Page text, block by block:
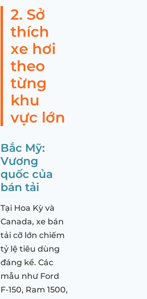
2. Sở
thích
xe hơi
theo
từng
khu
vực lớn
Bắc Mỹ:
Vương
quốc của
bán tải
Tại Hoa Kỳ và
Canada, xe bán
tải cỡ lớn chiếm
tỷ lệ tiêu dùng
đáng kể. Các
mẫu như Ford
F-150, Ram 1500,